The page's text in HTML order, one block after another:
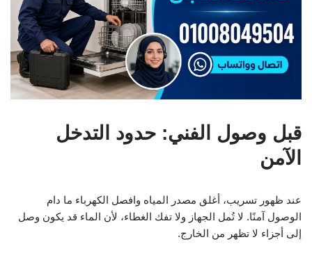
قبل وصول الفني: حدود التدخل
الآمن
عند ظهور تسريب، أغلق مصدر المياه وافصل الكهرباء ما دام
الوصول آمنًا. لا تُمل الجهاز ولا تفك الغطاء، لأن الماء قد يكون وصل
إلى أجزاء لا تظهر من الخارج.